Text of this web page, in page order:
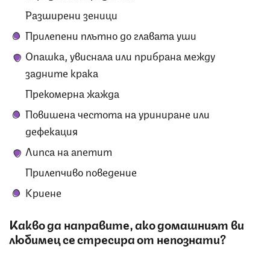
Разширени зеници
Прилепени плътно до главата уши
Опашка, увиснала или прибрана между
задните крака
Прекомерна жажда
Повишена честота на уриниране или
дефекация
Липса на апетит
Прилепчиво поведение
Криене
Какво да направите, ако домашният ви
любимец се стресира от непознати?